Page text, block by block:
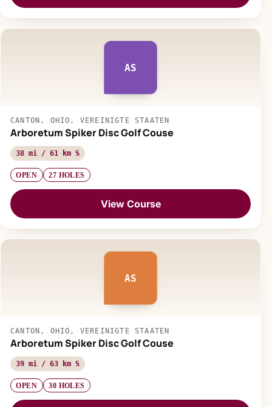
AS
CANTON, OHIO, VEREINIGTE STAATEN
Arboretum Spiker Disc Golf Couse
38 mi / 61 km S
OPEN 27 HOLES
View Course
AS
CANTON, OHIO, VEREINIGTE STAATEN
Arboretum Spiker Disc Golf Couse
39 mi / 63 km S
OPEN 30 HOLES